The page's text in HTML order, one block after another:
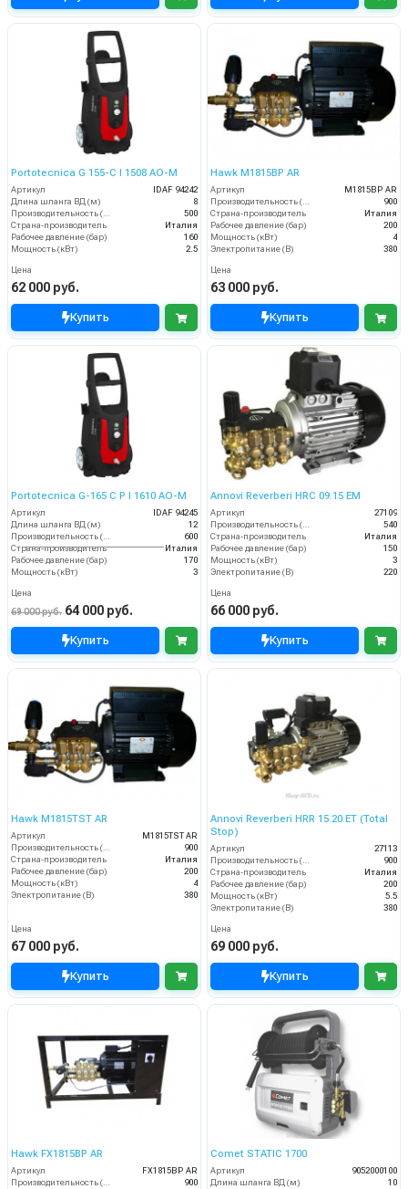
Portotecnica G 155-C I 1508 AO-M
Артикул
IDAF 94242
Длина шланга ВД (м)
8
Производительность (л/ч)
500
Страна-производитель
Италия
Рабочее давление (бар)
160
Мощность (кВт)
2.5
Цена
62 000 руб.
Купить
Hawk M1815BP AR
Артикул
M1815BP AR
Производительность (л/ч)
900
Страна-производитель
Италия
Рабочее давление (бар)
200
Мощность (кВт)
4
Электропитание (В)
380
Цена
63 000 руб.
Купить
Portotecnica G-165 C P I 1610 AO-M
Артикул
IDAF 94245
Длина шланга ВД (м)
12
600
Страна-производитель
Италия
Рабочее давление (бар)
170
Мощность (кВт)
3
Цена
69 000 руб. 64 000 руб.
Купить
Annovi Reverberi HRC 09.15 EM
Артикул
27109
540
Страна-производитель
Италия
Рабочее давление (бар)
150
Мощность (кВт)
3
Электропитание (В)
220
Цена
66 000 руб.
Купить
Hawk M1815TST AR
Артикул
M1815TST AR
900
Страна-производитель
Италия
Рабочее давление (бар)
200
Мощность (кВт)
4
Электропитание (В)
380
Цена
67 000 руб.
Купить
Annovi Reverberi HRR 15.20 ET (Total
Stop)
Артикул
27113
900
Страна-производитель
Италия
Рабочее давление (бар)
200
Мощность (кВт)
5.5
Электропитание (В)
380
Цена
69 000 руб.
Купить
Hawk FX1815BP AR
Артикул
FX1815BP AR
Производительность (л/ч)
900
Comet STATIC 1700
Артикул
9052000100
Длина шланга ВД (м)
10